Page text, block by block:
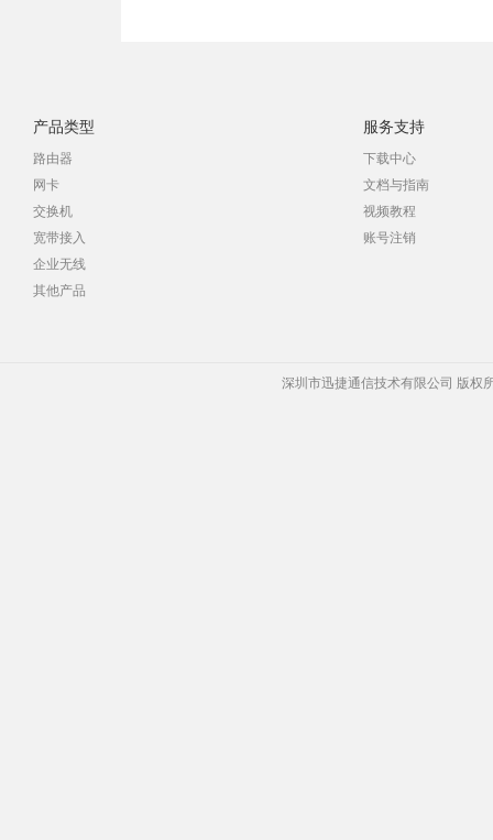
产品类型
路由器
网卡
交换机
宽带接入
企业无线
其他产品
服务支持
下载中心
文档与指南
视频教程
账号注销
深圳市迅捷通信技术有限公司 版权